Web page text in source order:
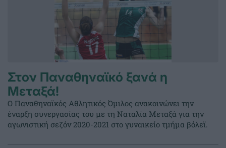
Στον Παναθηναϊκό ξανά η
Μεταξά!
Ο Παναθηναϊκός Αθλητικός Όμιλος ανακοινώνει την
έναρξη συνεργασίας του με τη Ναταλία Μεταξά για την
αγωνιστική σεζόν 2020-2021 στο γυναικείο τμήμα βόλεϊ.